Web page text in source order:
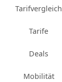
Tarifvergleich
Tarife
Deals
Mobilität